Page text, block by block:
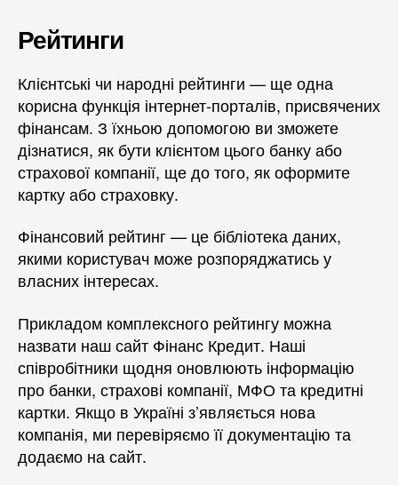
Рейтинги
Клієнтські чи народні рейтинги — ще одна
корисна функція інтернет-порталів, присвячених
фінансам. З їхньою допомогою ви зможете
дізнатися, як бути клієнтом цього банку або
страхової компанії, ще до того, як оформите
картку або страховку.
Фінансовий рейтинг — це бібліотека даних,
якими користувач може розпоряджатись у
власних інтересах.
Прикладом комплексного рейтингу можна
назвати наш сайт Фінанс Кредит. Наші
співробітники щодня оновлюють інформацію
про банки, страхові компанії, МФО та кредитні
картки. Якщо в Україні з’являється нова
компанія, ми перевіряємо її документацію та
додаємо на сайт.